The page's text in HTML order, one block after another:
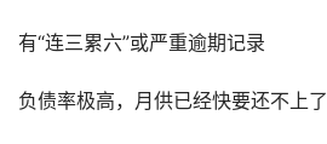
有“连三累六”或严重逾期记录
负债率极高，月供已经快要还不上了